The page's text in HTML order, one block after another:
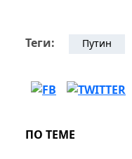
Теги: Путин
ПО ТЕМЕ